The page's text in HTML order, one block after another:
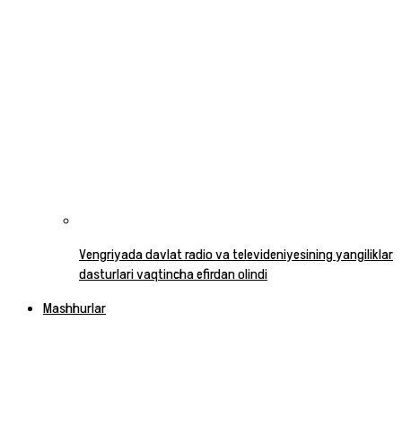
Vengriyada davlat radio va televideniyesining yangiliklar
dasturlari vaqtincha efirdan olindi
Mashhurlar